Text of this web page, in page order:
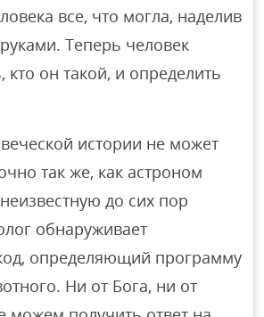
все, что могла, наделив
Теперь человек
кто он такой, и определить
истории не может
так же, как астроном
до сих пор
обнаруживает
определяющий программу
Ни от Бога, ни от